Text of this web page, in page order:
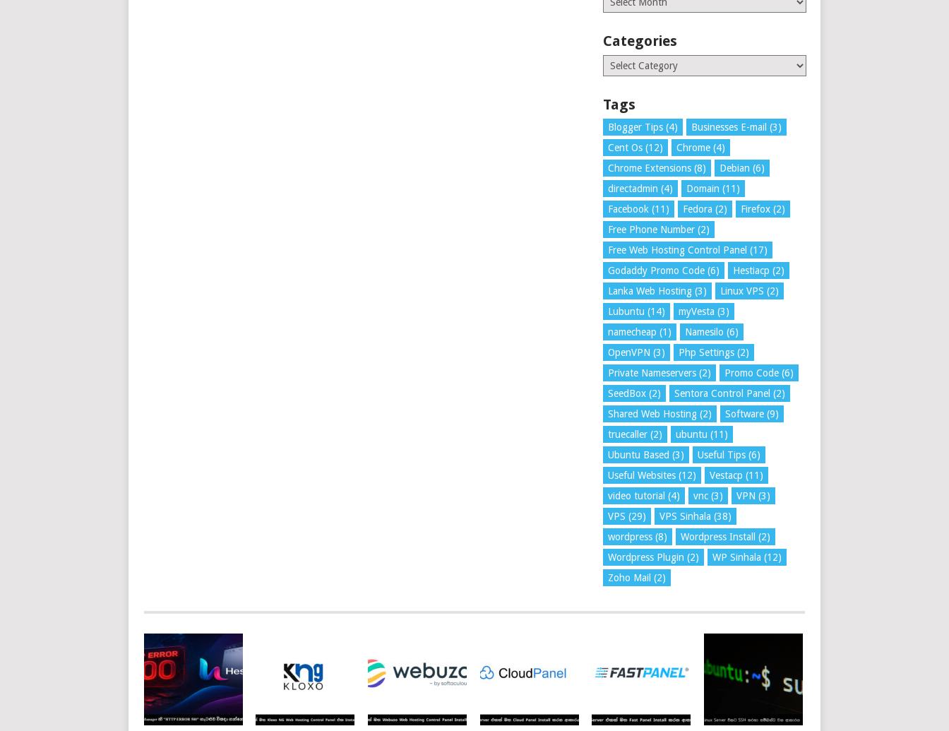
Categories
Categories
Tags
Blogger Tips (4) Businesses E-mail (3)
Cent Os (12) Chrome (4)
Chrome Extensions (8) Debian (6)
directadmin (4) Domain (11)
Facebook (11) Fedora (2) Firefox (2)
Free Phone Number (2)
Free Web Hosting Control Panel (17)
Godaddy Promo Code (6) Hestiacp (2)
Lanka Web Hosting (3) Linux VPS (2)
Lubuntu (14) myVesta (3)
namecheap (1) Namesilo (6)
OpenVPN (3) Php Settings (2)
Private Nameservers (2) Promo Code (6)
SeedBox (2) Sentora Control Panel (2)
Shared Web Hosting (2) Software (9)
truecaller (2) ubuntu (11)
Ubuntu Based (3) Useful Tips (6)
Useful Websites (12) Vestacp (11)
video tutorial (4) vnc (3) VPN (3)
VPS (29) VPS Sinhala (38)
wordpress (8) Wordpress Install
(2)
Wordpress Plugin (2) WP Sinhala (12)
Zoho Mail (2)